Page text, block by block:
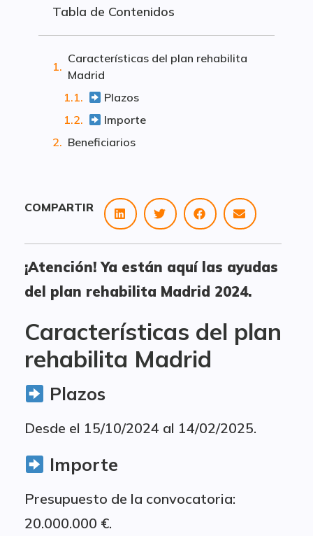
COMPARTIR
¡Atención! Ya están aquí las ayudas
del plan rehabilita Madrid 2024.
Características del plan
rehabilita Madrid
Plazos
Desde el 15/10/2024 al 14/02/2025.
Importe
Presupuesto de la convocatoria:
20.000.000 €.
Tabla de Contenidos
Características del plan rehabilita
Madrid
Plazos
Importe
Beneficiarios